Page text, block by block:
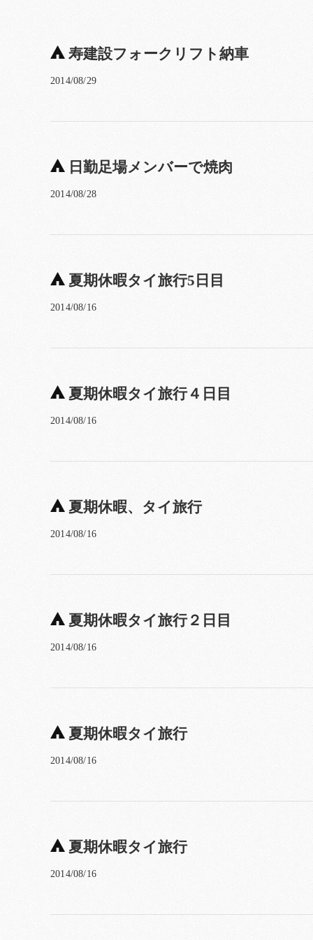
寿建設フォークリフト納車
2014/08/29
日勤足場メンバーで焼肉
2014/08/28
夏期休暇タイ旅行5日目
2014/08/16
夏期休暇タイ旅行４日目
2014/08/16
夏期休暇、タイ旅行
2014/08/16
夏期休暇タイ旅行２日目
2014/08/16
夏期休暇タイ旅行
2014/08/16
夏期休暇タイ旅行
2014/08/16